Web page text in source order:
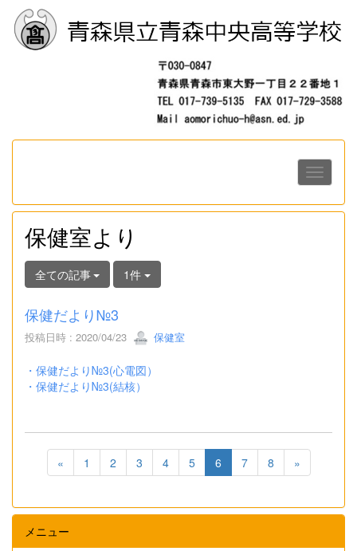
保健室より
全ての記事 1件
保健だより№3
投稿日時 : 2020/04/23 保健室
・保健だより№3(心電図）
・保健だより№3(結核）
« 1 2 3 4 5 6 7 8 »
メニュー